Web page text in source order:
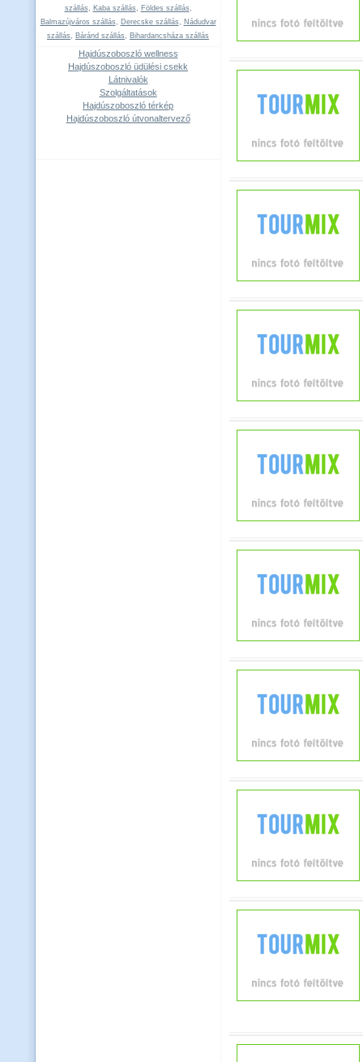
szállás, Kaba szállás, Földes szállás,
Balmazújváros szállás, Derecske szállás, Nádudvar
szállás, Báránd szállás, Bihardancsháza szállás
Hajdúszoboszló wellness
Hajdúszoboszló üdülési csekk
Látnivalók
Szolgáltatások
Hajdúszoboszló térkép
Hajdúszoboszló útvonaltervező